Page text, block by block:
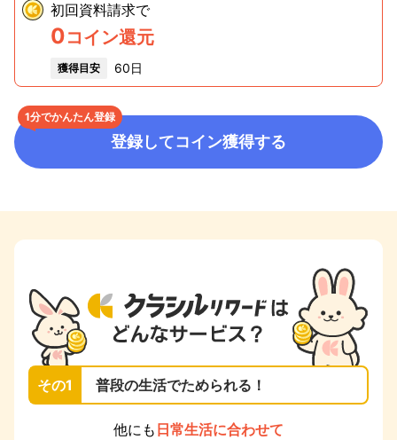
初回資料請求で
0コイン還元
獲得目安 60日
1分でかんたん登録
登録してコイン獲得する
その1 普段の生活でためられる！
他にも 日常生活に合わせて